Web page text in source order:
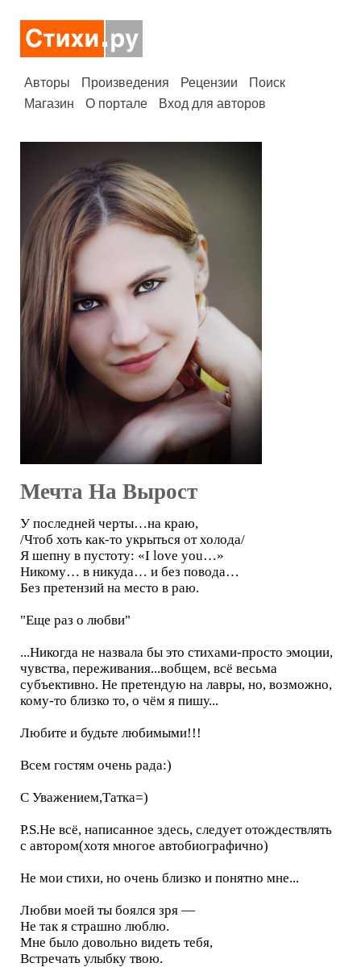
Авторы Произведения Рецензии
Поиск
Магазин
О портале Вход для авторов
Мечта На Вырост
У последней черты…на краю,
/Чтоб хоть как-то укрыться от холода/
Я шепну в пустоту: «I love you…»
Никому… в никуда… и без повода…
Без претензий на место в раю.
"Еще раз о любви"
...Никогда не назвала бы это стихами-просто эмоции,
чувства, переживания...вобщем, всё весьма
субъективно. Не претендую на лавры, но, возможно,
кому-то близко то, о чём я пишу...
Любите и будьте любимыми!!!
Всем гостям очень рада:)
С Уважением,Татка=)
P.S.Не всё, написанное здесь, следует отождествлять
с автором(хотя многое автобиографично)
Не мои стихи, но очень близко и понятно мне...
Любви моей ты боялся зря —
Не так я страшно люблю.
Мне было довольно видеть тебя,
Встречать улыбку твою.